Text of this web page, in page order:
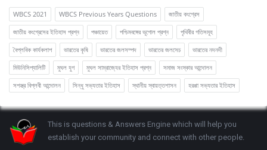
WBCS 2021 WBCS Previous Years Questions
জাতীয় কংগ্রেস
জাতীয় কংগ্রেসের ইতিহাস প্রশ্ন
পঞ্চায়েত পশ্চিমবঙ্গের ভূগোল প্রশ্ন
পৃথিবীর গতিসমূহ
বৈপ্লবিক কার্যকলাপ
ভারতের কৃষি ভারতের জলসম্পদ ভারতের জলসেচ
ভারতের নদনদী
মিউনিসিপ্যালিটি
মুঘল যুগ মুঘল সাম্রাজ্যের ইতিহাস প্রশ্ন
সমাজ সংস্কার আন্দোলন
সশস্ত্র বিপ্লবী আন্দোলন
সিন্ধু সভ্যতার ইতিহাস স্থানীয় স্বায়ত্তশাসন হরপ্পা সভ্যতার ইতিহাস
Footer
This is questions & Answers Engine which will help you
establish your community and connect with other people.